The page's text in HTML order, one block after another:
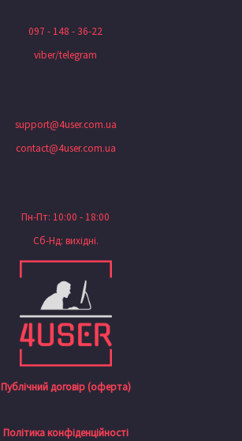
097 - 148 - 36-22
viber/telegram
support@4user.com.ua
contact@4user.com.ua
Пн-Пт: 10:00 - 18:00
Сб-Нд: вихідні.
Публічний договір (оферта)
Політика конфіденційності